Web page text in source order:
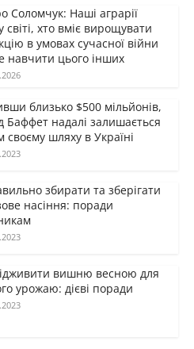
Соломчук: Наші аграрії
світі, хто вміє вирощувати
в умовах сучасної війни
навчити цього інших
близько $500 мільйонів,
Баффет надалі залишається
своєму шляху в Україні
збирати та зберігати
насіння: поради
вишню весною для
урожаю: дієві поради